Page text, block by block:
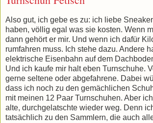
Also gut, ich gebe es zu: ich liebe
haben, völlig egal was sie kosten. Wenn
dann gehört er mir. Und wenn ich dafür
rumfahren muss. Ich stehe dazu. Andere
elektrische Eisenbahn auf dem
Und ich kaufe mir halt eben Turnschuhe.
gerne seltene oder abgefahrene. Dabei
dass ich noch zu den gemächlichen
mit meinen 12 Paar Turnschuhen. Aber
alte, durchgelatschte wieder weg. Denn
tatsächlich zu den Sammlern, die auch